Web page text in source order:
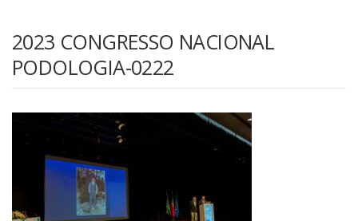
CONGRESSOS REVISTA CONTACTOS
2023 CONGRESSO NACIONAL
PODOLOGIA-0222